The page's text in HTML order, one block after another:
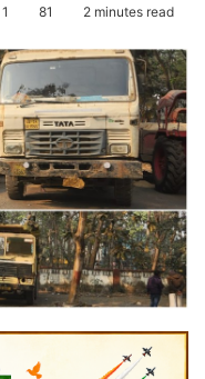
1 81 2 minutes read